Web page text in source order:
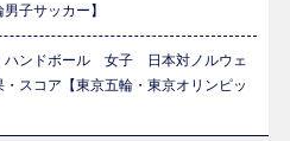
子サッカー】
ハンドボール 女子 日本対ノルウェ
スコア【東京五輪・東京オリンピッ